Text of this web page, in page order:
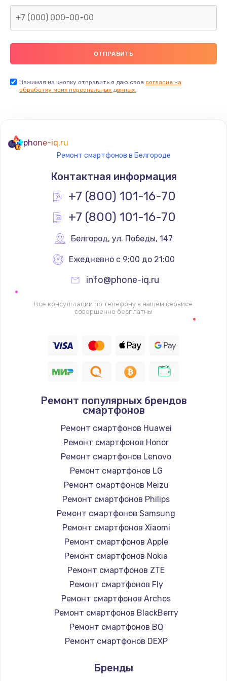
2600 руб.
Замена видеочипа
Ремонт разъема питания
745 руб.
Заказать
Замена видеокарты
1600 руб.
Заказать
Ремонт цепей питания
2500 руб.
750 руб.
Заказать
Установка драйверов
725 руб.
Заказать
Замена вебкамеры
1260 руб.
Заказать
Ремонт петель крышки
990 руб.
Заказать
Настройка Wi-Fi
1030 руб.
Заказать
Замена шим-контроллера
3900 руб.
Заказать
Замена HDMI
Нажимая на кнопку отправить я даю свое согласие на
обработку моих персональных данных.
phone-iq.ru
Ремонт смартфонов в Белгороде
Контактная информация
+7 (800) 101-16-70
+7 (800) 101-16-70
Белгород, ул. Победы, 147
Ежедневно с 9:00 до 21:00
info@phone-iq.ru
Все консультации по телефону в нашем сервисе
совершенно бесплатны
Ремонт популярных брендов
смартфонов
Ремонт смартфонов Huawei
Ремонт смартфонов Honor
Ремонт смартфонов Lenovo
Ремонт смартфонов LG
Ремонт смартфонов Meizu
Ремонт смартфонов Philips
Ремонт смартфонов Samsung
Ремонт смартфонов Xiaomi
Ремонт смартфонов Apple
Ремонт смартфонов Nokia
Ремонт смартфонов ZTE
Ремонт смартфонов Fly
Ремонт смартфонов Archos
Ремонт смартфонов BlackBerry
Ремонт смартфонов BQ
Ремонт смартфонов DEXP
Ремонт смартфонов Ginzzu
Бренды